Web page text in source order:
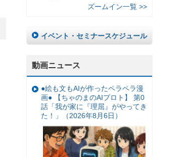
ズームイン一覧 >>
イベント・セミナースケジュール
動画ニュース
●絵も文もAIが作ったペラペラ漫
画● 【ちゃのまのAIプロト】 第0
話「我が家に『理屈』がやってき
た！」（2026年8月6日）